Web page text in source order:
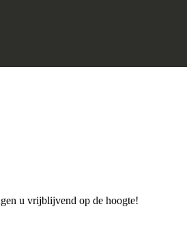
u vrijblijvend op de hoogte!